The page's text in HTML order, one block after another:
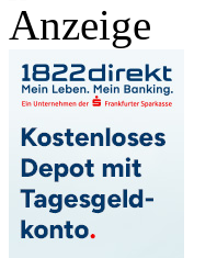
Anzeige